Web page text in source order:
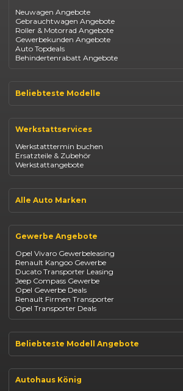
Neuwagen Angebote
Gebrauchtwagen Angebote
Roller & Motorrad Angebote
Gewerbekunden Angebote
Auto Topdeals
Behindertenrabatt Angebote
Beliebteste Modelle
Opel Corsa
Fiat 500
Dacia Duster
Dacia Sandero
Jeep Compass
Suzuki Vitara
Suzuki Swift
Mazda CX-30
Werkstattservices
Werkstatttermin buchen
Ersatzteile & Zubehör
Werkstattangebote
Alle Auto Marken
Opel
Fiat
Jeep
Suzuki
BYD
Kia
Mazda
Citroën
Abarth
Fiat Professional
Gewerbe Angebote
Opel Vivaro Gewerbeleasing
Renault Kangoo Gewerbe
Ducato Transporter Leasing
Jeep Compass Gewerbe
Opel Gewerbe Deals
Renault Firmen Transporter
Opel Transporter Deals
Beliebteste Modell Angebote
Renault Arkana Leasing
Renault Captur Leasing
Autohaus König